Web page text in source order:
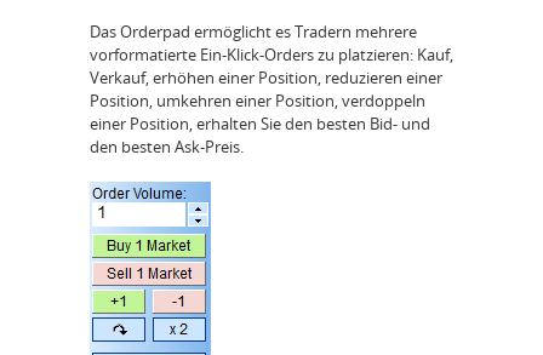
Das Orderpad ermöglicht es Tradern mehrere
vorformatierte Ein-Klick-Orders zu platzieren: Kauf,
Verkauf, erhöhen einer Position, reduzieren einer
Position, umkehren einer Position, verdoppeln
einer Position, erhalten Sie den besten Bid- und
den besten Ask-Preis.